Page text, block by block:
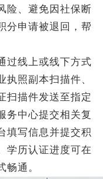
险、避免因社保断
分申请被退回，帮
线上或线下方式
照副本扫描件、
扫描件发送至指定
务中心提交相关复
填写信息并提交积
学历认证进度可在
通。